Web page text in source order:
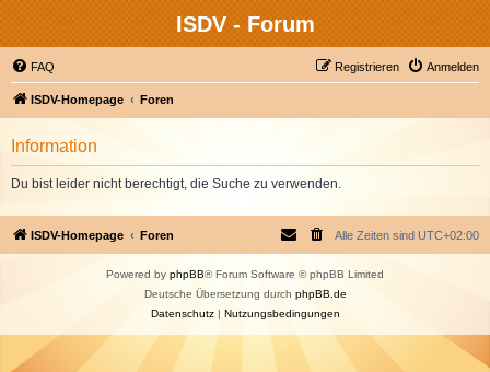
ISDV - Forum
FAQ Anmelden
Registrieren
ISDV-Homepage Foren
Information
Du bist leider nicht berechtigt, die Suche zu verwenden.
ISDV-Homepage Foren Alle Zeiten sind UTC+02:00
Powered by phpBB® Forum Software © phpBB Limited
Deutsche Übersetzung durch phpBB.de
Datenschutz| Nutzungsbedingungen